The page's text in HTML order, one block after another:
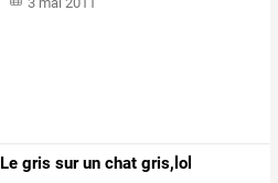
Le gris sur un chat gris,lol